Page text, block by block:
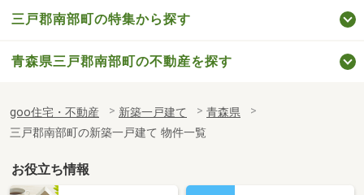
三戸郡南部町の特集から探す
青森県三戸郡南部町の不動産を探す
goo住宅・不動産 新築一戸建て
青森県
三戸郡南部町の新築一戸建て 物件一覧
お役立ち情報